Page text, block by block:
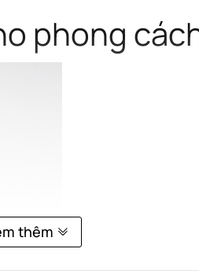
phong
thêm